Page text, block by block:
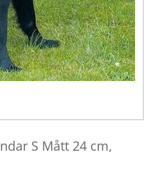
S Mått 24 cm,